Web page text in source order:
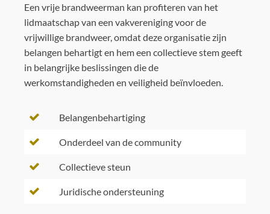
Een vrije brandweerman kan profiteren van het
lidmaatschap van een vakvereniging voor de
vrijwillige brandweer, omdat deze organisatie zijn
belangen behartigt en hem een collectieve stem geeft
in belangrijke beslissingen die de
werkomstandigheden en veiligheid beïnvloeden.
Belangenbehartiging
Onderdeel van de community
Collectieve steun
Juridische ondersteuning